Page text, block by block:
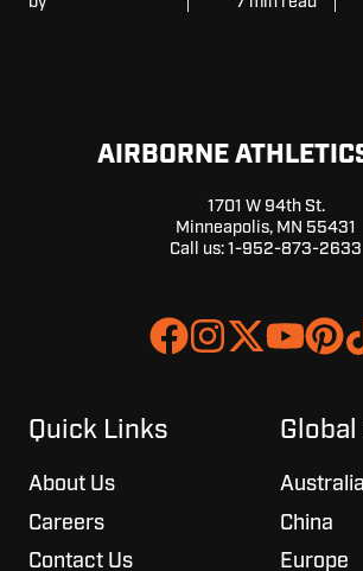
AIRBORNE
1701 W 94th St.
Minneapolis, MN 55431
Call us: 1-952-873-2633
Join
Browse
projects
Quick Links
About Us
Careers
Contact Us
Global
Australia
China
Europe